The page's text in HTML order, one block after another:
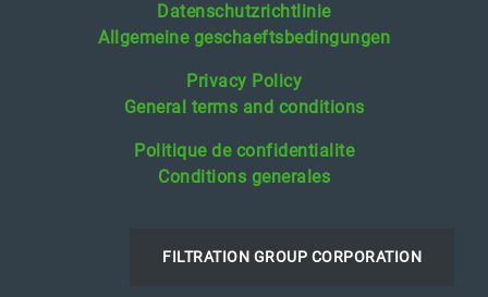
Datenschutzrichtlinie
Allgemeine geschaeftsbedingungen
Privacy Policy
General terms and conditions
Politique de confidentialite
Conditions generales
FILTRATION GROUP CORPORATION